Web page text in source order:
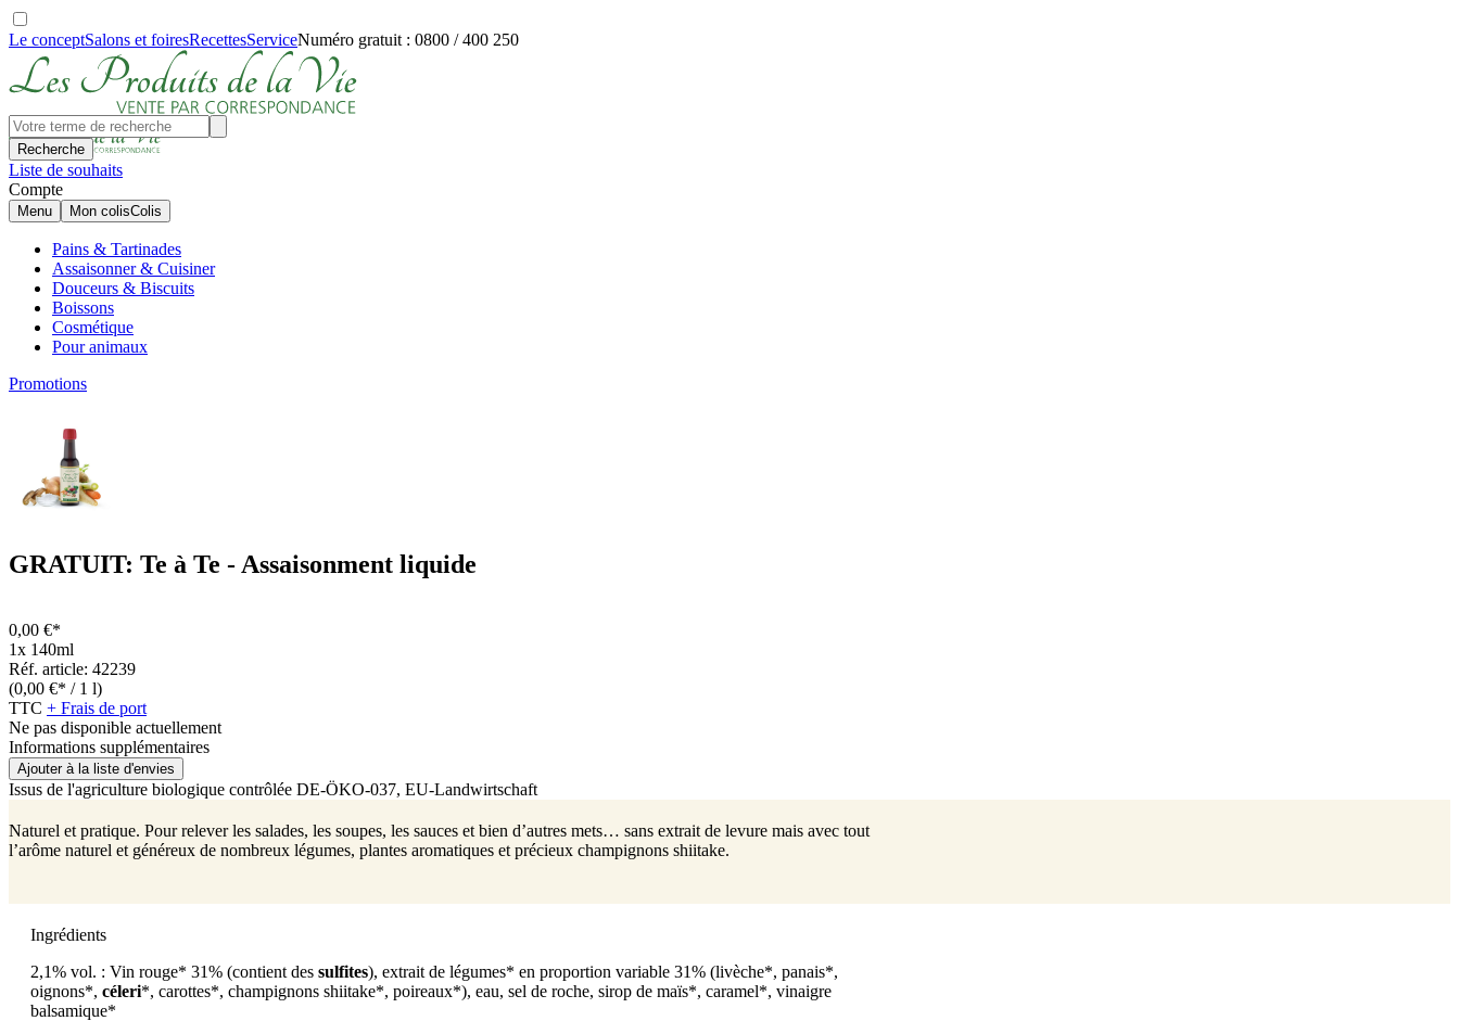
Le conceptSalons et foiresRecettesServiceNuméro gratuit : 0800 / 400 250
Recherche
Liste de souhaits
Compte
Menu Mon colisColis
Pains & Tartinades
Assaisonner & Cuisiner
Douceurs & Biscuits
Boissons
Cosmétique
Pour animaux
Promotions
GRATUIT: Te à Te - Assaisonment liquide
0,00 €*
1x 140ml
Réf. article: 42239
(0,00 €* / 1 l)
TTC + Frais de port
Ne pas disponible actuellement
Informations supplémentaires
Ajouter à la liste d'envies
Issus de l'agriculture biologique contrôlée DE-ÖKO-037, EU-Landwirtschaft
Naturel et pratique. Pour relever les salades, les soupes, les sauces et bien d’autres mets… sans extrait de levure mais avec tout
l’arôme naturel et généreux de nombreux légumes, plantes aromatiques et précieux champignons shiitake.
Ingrédients
2,1% vol. : Vin rouge* 31% (contient des sulfites), extrait de légumes* en proportion variable 31% (livèche*, panais*,
oignons*, céleri*, carottes*, champignons shiitake*, poireaux*), eau, sel de roche, sirop de maïs*, caramel*, vinaigre
balsamique*